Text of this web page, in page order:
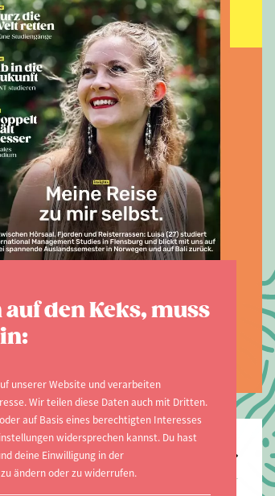
auf den Keks, muss
unserer Website und verarbeiten
Wir teilen diese Daten auch mit Dritten.
auf Basis eines berechtigten Interesses
widersprechen kannst. Du hast
deine Einwilligung in der
ändern oder zu widerrufen.
2026
zur aktuellen
Hochschulen
Berlin